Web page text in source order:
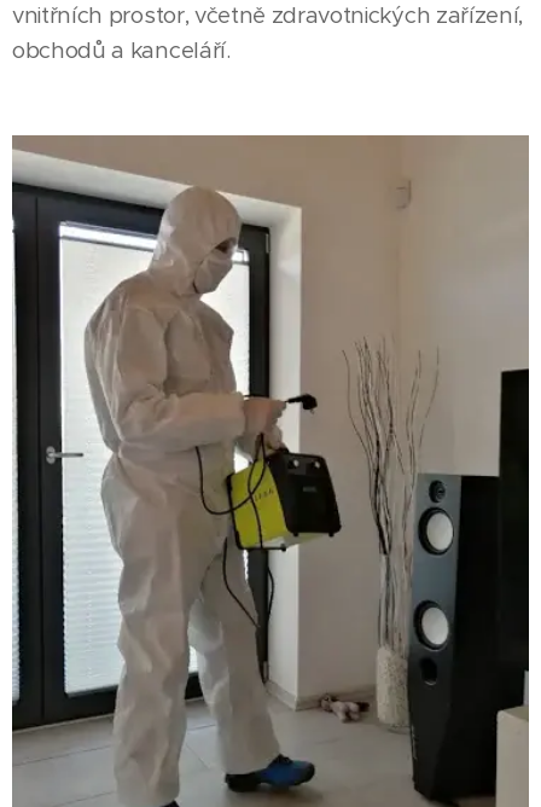
vnitřních prostor, včetně zdravotnických zařízení,
obchodů a kanceláří.